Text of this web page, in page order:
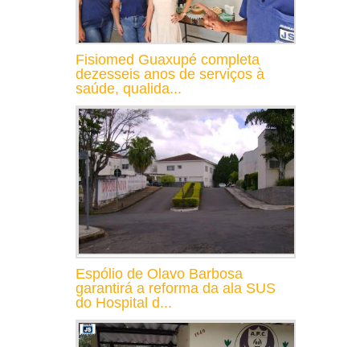
Fisiomed Guaxupé completa
dezesseis anos de serviços à
saúde, qualida...
Espólio de Olavo Barbosa
garantirá a reforma da ala SUS
do Hospital d...